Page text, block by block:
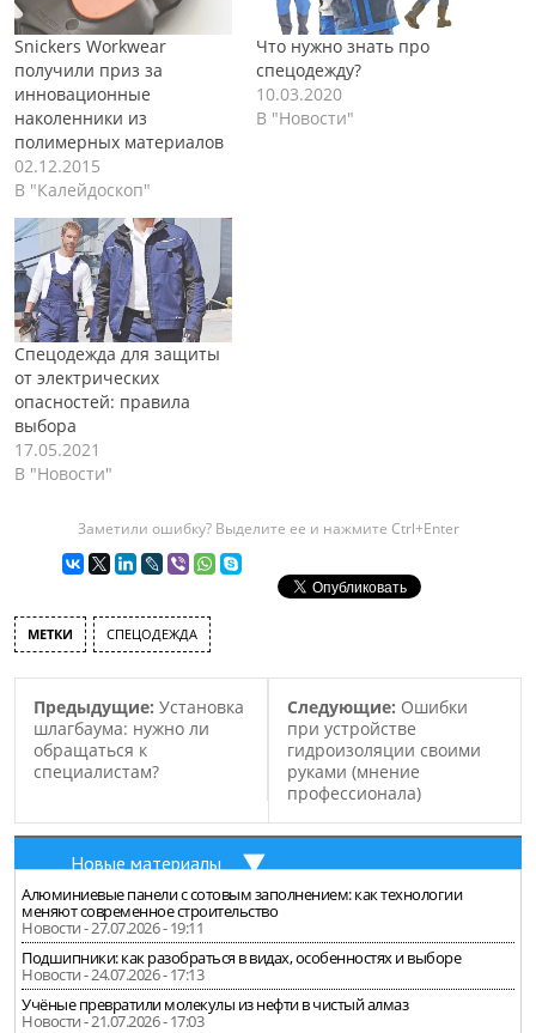
Snickers Workwear
получили приз за
инновационные
наколенники из
полимерных материалов
02.12.2015
В "Калейдоскоп"
Что нужно знать про
спецодежду?
10.03.2020
В "Новости"
Спецодежда для защиты
от электрических
опасностей: правила
выбора
17.05.2021
В "Новости"
Заметили ошибку? Выделите ее и нажмите Ctrl+Enter
МЕТКИ СПЕЦОДЕЖДА
Предыдущие: Установка
шлагбаума: нужно ли
обращаться к
специалистам?
Следующие: Ошибки
при устройстве
гидроизоляции своими
руками (мнение
профессионала)
Новые материалы
Алюминиевые панели с сотовым заполнением: как технологии
меняют современное строительство
Новости - 27.07.2026 - 19:11
Подшипники: как разобраться в видах, особенностях и выборе
Новости - 24.07.2026 - 17:13
Учёные превратили молекулы из нефти в чистый алмаз
Новости - 21.07.2026 - 17:03